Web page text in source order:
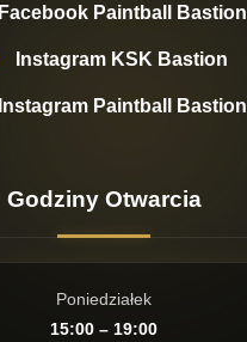
Facebook Paintball Bastion
Instagram KSK Bastion
Instagram Paintball Bastion
Godziny Otwarcia
Poniedziałek
15:00 – 19:00